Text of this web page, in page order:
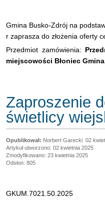
Gmina Busko-Zdrój na
r zaprasza do złożenia oferty
Przedmiot zamówienia:
miejscowości Błoniec
Zaproszenie
świetlicy
Norbert Garecki 02
Artykuł utworzono: 02 kwietnia 2025
Zmodyfikowano: 23 kwietnia 2025
Odsłon: 805
GKUM.7021.50.2025